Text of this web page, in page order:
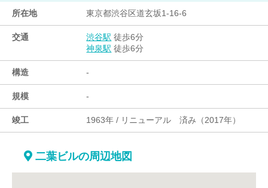
所在地 東京都渋谷区道玄坂1-16-6
交通 渋谷駅 徒歩6分
神泉駅 徒歩6分
構造 -
規模 -
竣工 1963年 / リニューアル 済み（2017年）
二葉ビルの周辺地図